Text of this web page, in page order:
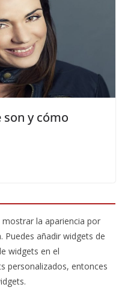
son y cómo
la apariencia por
Puedes añadir widgets de
widgets en el
personalizados, entonces